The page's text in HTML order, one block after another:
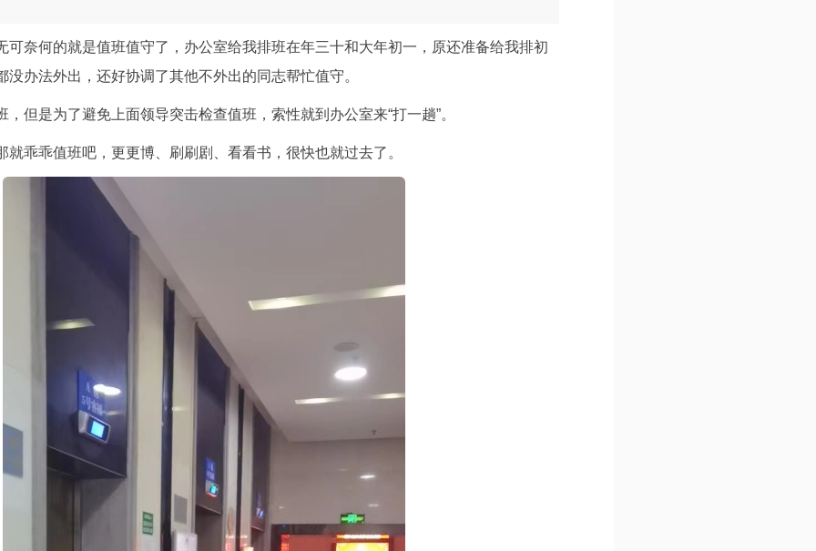
可奈何的就是值班值守了，办公室给我排班在年三十和大年初一，原还准备给我排初
没办法外出，还好协调了其他不外出的同志帮忙值守。
，但是为了避免上面领导突击检查值班，索性就到办公室来“打一趟”。
就乖乖值班吧，更更博、刷刷剧、看看书，很快也就过去了。